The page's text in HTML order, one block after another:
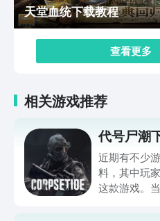
天堂血统下载教程
查看更多
相关游戏推荐
代号尸潮
近期有不少
料，其中玩
这款游戏。